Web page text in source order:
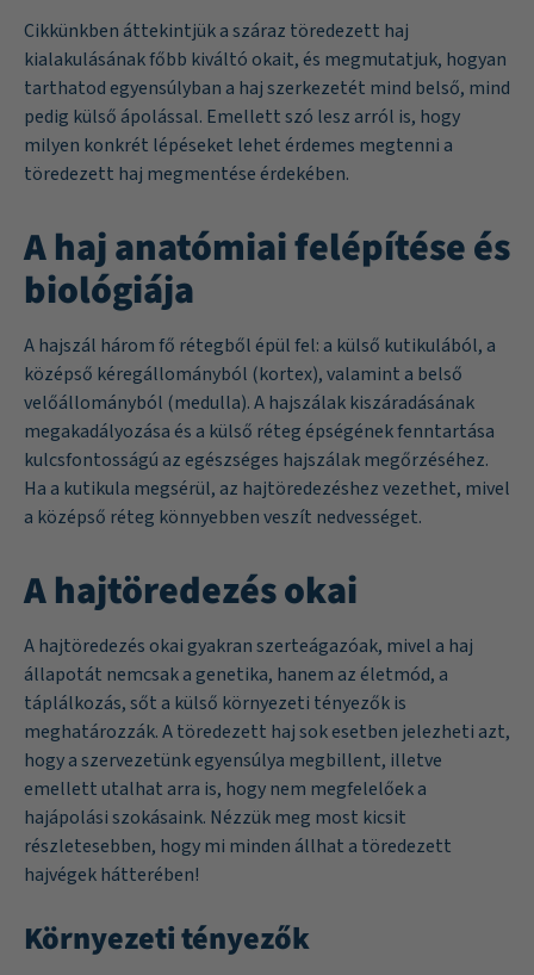
Cikkünkben áttekintjük a száraz töredezett haj
kialakulásának főbb kiváltó okait, és megmutatjuk, hogyan
tarthatod egyensúlyban a haj szerkezetét mind belső, mind
pedig külső ápolással. Emellett szó lesz arról is, hogy
milyen konkrét lépéseket lehet érdemes megtenni a
töredezett haj megmentése érdekében.
A haj anatómiai felépítése és
biológiája
A hajszál három fő rétegből épül fel: a külső kutikulából, a
középső kéregállományból (kortex), valamint a belső
velőállományból (medulla). A hajszálak kiszáradásának
megakadályozása és a külső réteg épségének fenntartása
kulcsfontosságú az egészséges hajszálak megőrzéséhez.
Ha a kutikula megsérül, az hajtöredezéshez vezethet, mivel
a középső réteg könnyebben veszít nedvességet.
A hajtöredezés okai
A hajtöredezés okai gyakran szerteágazóak, mivel a haj
állapotát nemcsak a genetika, hanem az életmód, a
táplálkozás, sőt a külső környezeti tényezők is
meghatározzák. A töredezett haj sok esetben jelezheti azt,
hogy a szervezetünk egyensúlya megbillent, illetve
emellett utalhat arra is, hogy nem megfelelőek a
hajápolási szokásaink. Nézzük meg most kicsit
részletesebben, hogy mi minden állhat a töredezett
hajvégek hátterében!
Környezeti tényezők